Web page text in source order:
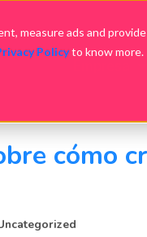
measure ads and
Policyto know more.
cómo